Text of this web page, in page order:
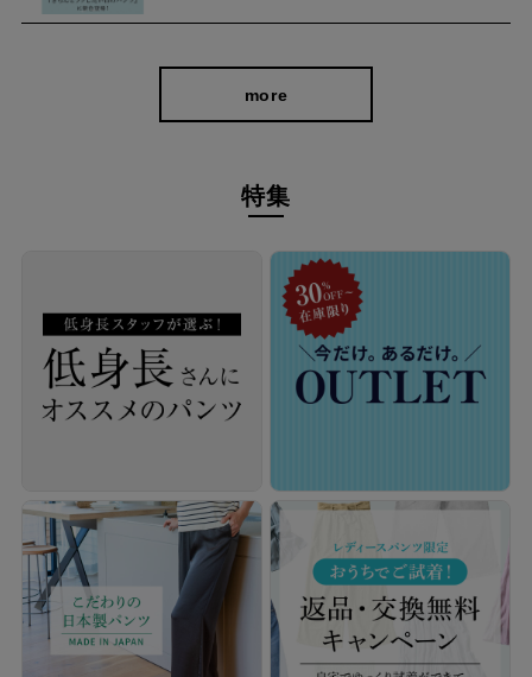
すぎず厚すぎない生地感で、春から秋まで長く活躍する頼れる一
more
特集